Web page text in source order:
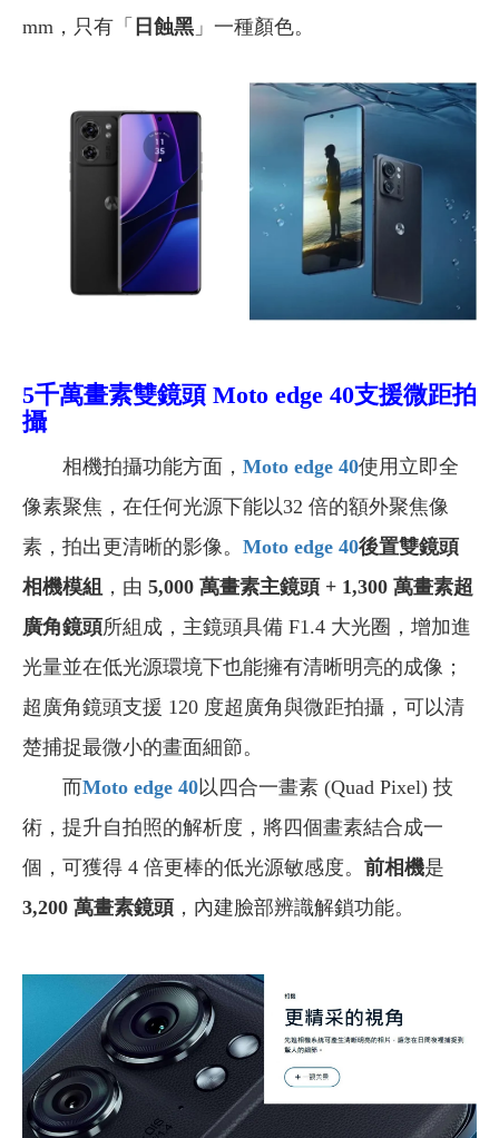
mm，只有「 日蝕黑 」一種顏色。
5千萬畫素雙鏡頭 Moto edge 40支援微距拍
攝
相機拍攝功能方面， Moto edge 40使用立即全
像素聚焦，在任何光源下能以32 倍的額外聚焦像
素，拍出更清晰的影像。 Moto edge 40後置雙鏡頭
相機模組 ，由 5,000 萬畫素主鏡頭 + 1,300 萬畫素超
廣角鏡頭所組成，主鏡頭具備 F1.4 大光圈，增加進
光量並在低光源環境下也能擁有清晰明亮的成像；
超廣角鏡頭支援 120 度超廣角與微距拍攝，可以清
楚捕捉最微小的畫面細節。
而Moto edge 40以四合一畫素 (Quad Pixel) 技
術，提升自拍照的解析度，將四個畫素結合成一
個，可獲得 4 倍更棒的低光源敏感度。 前相機是
3,200 萬畫素鏡頭，內建臉部辨識解鎖功能。